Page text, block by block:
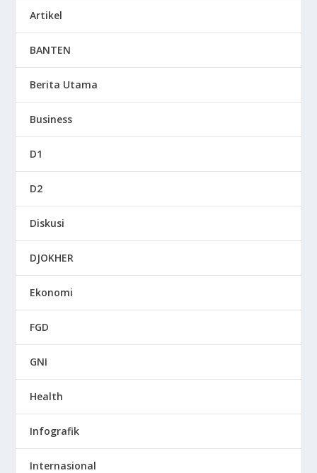
Artikel
BANTEN
Berita Utama
Business
D1
D2
Diskusi
DJOKHER
Ekonomi
FGD
GNI
Health
Infografik
Internasional